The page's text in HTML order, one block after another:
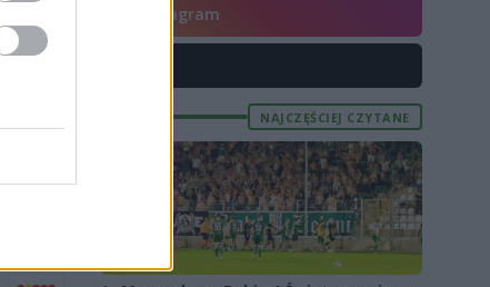
Instagram
NAJCZĘŚCIEJ CZYTANE